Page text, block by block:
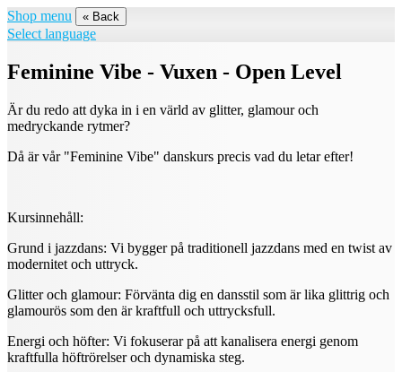
Shop menu « Back
Select language
Feminine Vibe - Vuxen - Open Level
Är du redo att dyka in i en värld av glitter, glamour och
medryckande rytmer?
Då är vår "Feminine Vibe" danskurs precis vad du letar efter!
Kursinnehåll:
Grund i jazzdans: Vi bygger på traditionell jazzdans med en twist av
modernitet och uttryck.
Glitter och glamour: Förvänta dig en dansstil som är lika glittrig och
glamourös som den är kraftfull och uttrycksfull.
Energi och höfter: Vi fokuserar på att kanalisera energi genom
kraftfulla höftrörelser och dynamiska steg.